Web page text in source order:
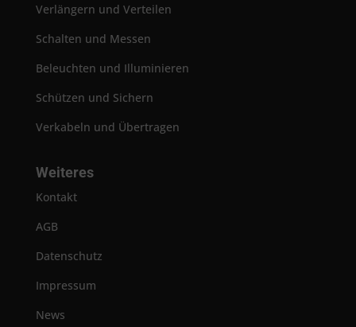
Verlängern und Verteilen
Schalten und Messen
Beleuchten und Illuminieren
Schützen und Sichern
Verkabeln und Übertragen
Weiteres
Kontakt
AGB
Datenschutz
Impressum
News